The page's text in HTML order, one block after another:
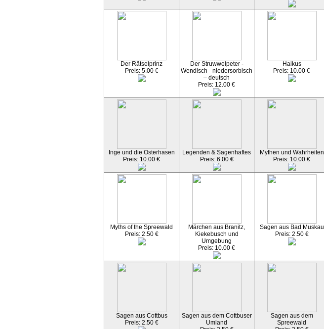
Der Rätselprinz
Preis: 5.00 €
Der Struwwelpeter -
Wendisch - niedersorbisch
– deutsch
Preis: 12.00 €
Haikus
Preis: 10.00 €
Inge und die Osterhasen
Preis: 10.00 €
Legenden & Sagenhaftes
Preis: 6.00 €
Mythen und Wahrheiten
Preis: 10.00 €
Myths of the Spreewald
Preis: 2.50 €
Märchen aus Branitz,
Kiekebusch und
Umgebung
Preis: 10.00 €
Sagen aus Bad Muskau
Preis: 2.50 €
Sagen aus Cottbus
Preis: 2.50 €
Sagen aus dem Cottbuser
Umland
Sagen aus dem
Spreewald